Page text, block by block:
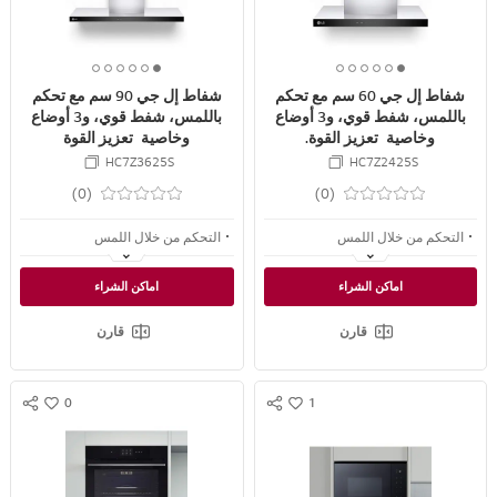
1
o
f
6
2
o
f
6
3
o
f
6
4
o
f
6
5
o
f
6
6
o
f
6
شفاط إل جي 60 سم مع تحكم
باللمس، شفط قوي، و3 أوضاع
وخاصية تعزيز القوة.
HC7Z2425S
(0)
التحكم من خلال اللمس
شفط قوي
تصميم أنيق
اماكن الشراء
قارن
1
o
f
6
2
o
f
6
3
o
f
6
4
o
f
6
5
o
f
6
6
o
f
6
شفاط إل جي 90 سم مع تحكم
باللمس، شفط قوي، و3 أوضاع
وخاصية تعزيز القوة
HC7Z3625S
(0)
التحكم من خلال اللمس
شفط قوي
تصميم أنيق
اماكن الشراء
قارن
1
i
S
0
S